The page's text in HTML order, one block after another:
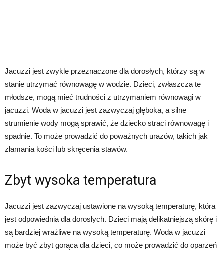
Jacuzzi jest zwykle przeznaczone dla dorosłych, którzy są w
stanie utrzymać równowagę w wodzie. Dzieci, zwłaszcza te
młodsze, mogą mieć trudności z utrzymaniem równowagi w
jacuzzi. Woda w jacuzzi jest zazwyczaj głęboka, a silne
strumienie wody mogą sprawić, że dziecko straci równowagę i
spadnie. To może prowadzić do poważnych urazów, takich jak
złamania kości lub skręcenia stawów.
Zbyt wysoka temperatura
Jacuzzi jest zazwyczaj ustawione na wysoką temperaturę, która
jest odpowiednia dla dorosłych. Dzieci mają delikatniejszą skórę i
są bardziej wrażliwe na wysoką temperaturę. Woda w jacuzzi
może być zbyt gorąca dla dzieci, co może prowadzić do oparzeń